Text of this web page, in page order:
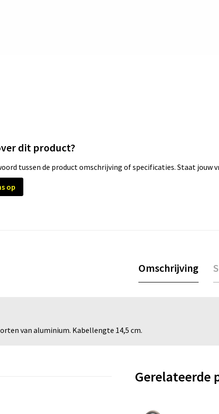
dit product?
tussen de product omschrijving of specificaties. Staat jouw
op
Omschrijving
van aluminium. Kabellengte 14,5 cm.
Gerelateerde